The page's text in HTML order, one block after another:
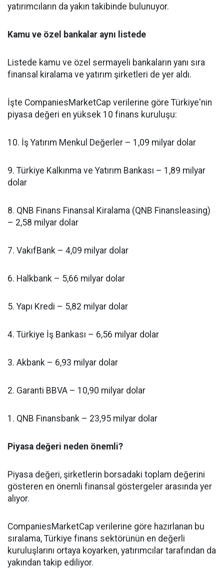
yatırımcıların da yakın takibinde bulunuyor.
Kamu ve özel bankalar aynı listede
Listede kamu ve özel sermayeli bankaların yanı sıra
finansal kiralama ve yatırım şirketleri de yer aldı.
İşte CompaniesMarketCap verilerine göre Türkiye'nin
piyasa değeri en yüksek 10 finans kuruluşu:
10. İş Yatırım Menkul Değerler – 1,09 milyar dolar
9. Türkiye Kalkınma ve Yatırım Bankası – 1,89 milyar
dolar
8. QNB Finans Finansal Kiralama (QNB Finansleasing)
– 2,58 milyar dolar
7. VakıfBank – 4,09 milyar dolar
6. Halkbank – 5,66 milyar dolar
5. Yapı Kredi – 5,82 milyar dolar
4. Türkiye İş Bankası – 6,56 milyar dolar
3. Akbank – 6,93 milyar dolar
2. Garanti BBVA – 10,90 milyar dolar
1. QNB Finansbank – 23,95 milyar dolar
Piyasa değeri neden önemli?
Piyasa değeri, şirketlerin borsadaki toplam değerini
gösteren en önemli finansal göstergeler arasında yer
alıyor.
CompaniesMarketCap verilerine göre hazırlanan bu
sıralama, Türkiye finans sektörünün en değerli
kuruluşlarını ortaya koyarken, yatırımcılar tarafından da
yakından takip ediliyor.